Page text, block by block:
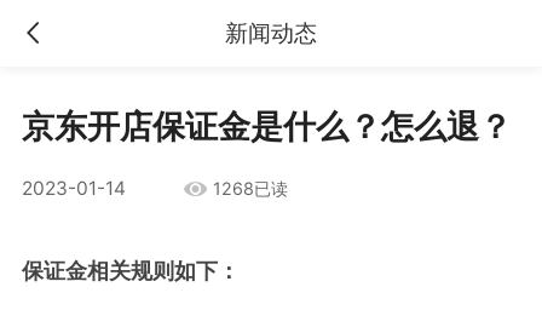
新闻动态
京东开店保证金是什么？怎么退？
2023-01-14 1268已读
保证金相关规则如下：